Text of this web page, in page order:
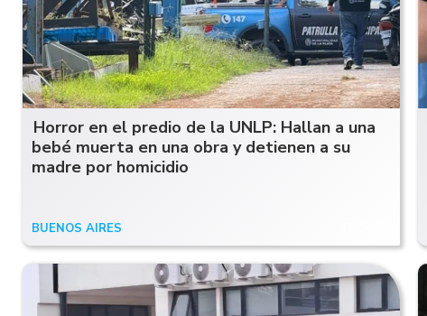
Horror en el predio de la UNLP: Hallan a una
bebé muerta en una obra y detienen a su
madre por homicidio
BUENOS AIRES